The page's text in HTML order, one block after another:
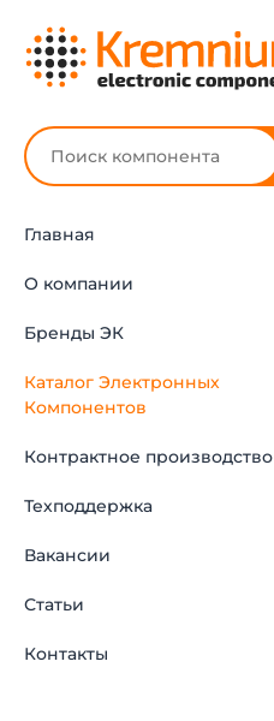
Главная
О компании
Бренды ЭК
Каталог Электронных
Компонентов
Контрактное производство
Техподдержка
Вакансии
Статьи
Контакты